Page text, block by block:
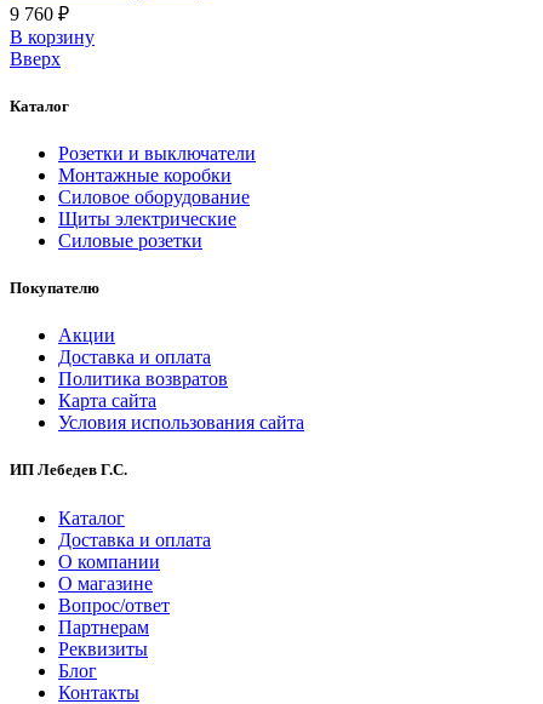
9 760 ₽
В корзинy
Вверх
Каталог
Розетки и выключатели
Монтажные коробки
Силовое оборудование
Щиты электрические
Силовые розетки
Покупателю
Акции
Доставка и оплата
Политика возвратов
Карта сайта
Условия использования сайта
ИП Лебедев Г.С.
Каталог
Доставка и оплата
О компании
О магазине
Вопрос/ответ
Партнерам
Реквизиты
Блог
Контакты